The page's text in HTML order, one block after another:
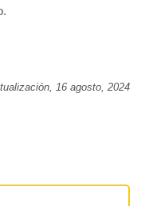
16 agosto, 2024